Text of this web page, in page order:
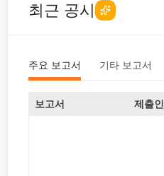
최근 공시
주요 보고서 기타 보고서
보고서 제출인